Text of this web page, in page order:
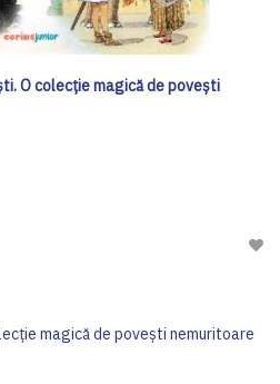
O colecție magică de povești